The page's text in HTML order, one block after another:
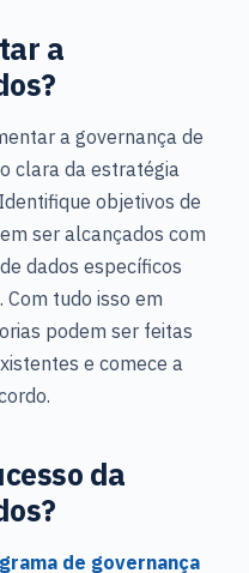
a
a governança de
clara da estratégia
objetivos de
ser alcançados com
dados específicos
tudo isso em
podem ser feitas
e comece a
da
de governança